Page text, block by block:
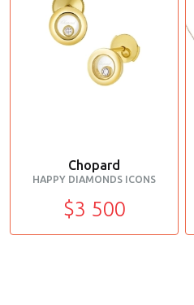
Chopard
HAPPY DIAMONDS ICONS
$3 500